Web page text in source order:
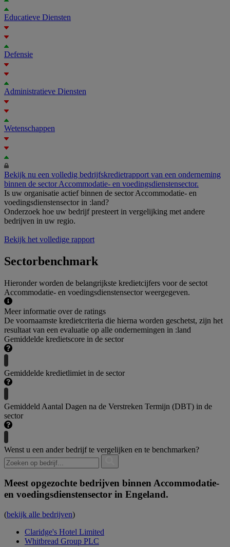
Educatieve Diensten
Defensie
Administratieve Diensten
Wetenschappen
Bekijk nu een volledig bedrijfskredietrapport van een onderneming
binnen de sector Accommodatie- en voedingsdienstensector.
Is uw organisatie actief binnen de sector Accommodatie- en
voedingsdienstensector in :land?
Onderzoek hoe uw bedrijf presteert in vergelijking met andere
bedrijven in uw regio.
Bekijk het volledige rapport
Sectorbenchmark
Hieronder worden de belangrijkste kredietcijfers voor de sectot
Accommodatie- en voedingsdienstensector weergegeven.
Meer informatie over de ratings
De voornaamste kredietcriteria die hierna worden geschetst, zijn het
resultaat van een evaluatie op alle ondernemingen in :land
Gemiddelde kredietscore in de sector
Gemiddelde kredietlimiet in de sector
Gemiddeld Aantal Dagen na de Verstreken Termijn (DBT) in de
sector
Wenst u een ander bedrijf te vergelijken en te benchmarken?
Meest opgezochte bedrijven binnen Accommodatie-
en voedingsdienstensector in Engeland.
(bekijk alle bedrijven)
Claridge's Hotel Limited
Whitbread Group PLC